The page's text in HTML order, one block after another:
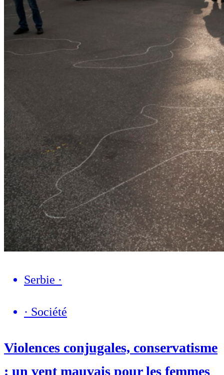
Serbie ·
· Société
Violences conjugales, conservatisme
: un vent mauvais pour les femmes